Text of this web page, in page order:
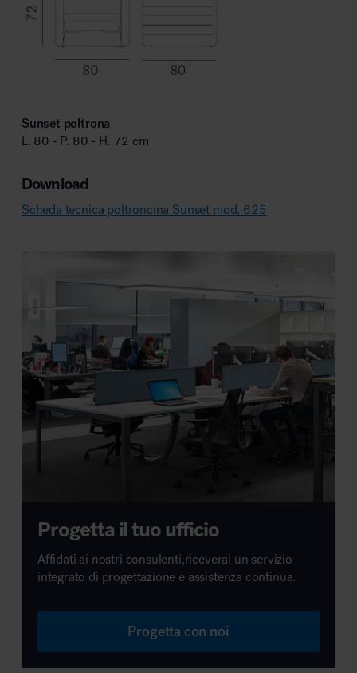
Sunset poltrona
L. 80 - P. 80 - H. 72 cm
Download
Scheda tecnica poltroncina Sunset mod. 625
Progetta il tuo ufficio
Affidati ai nostri consulenti,riceverai un servizio
integrato di progettazione e assistenza continua.
Progetta con noi